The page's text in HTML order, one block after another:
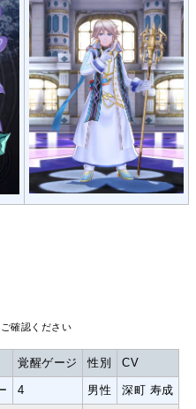
確認ください
覚醒ゲージ 性別 CV
4 男性 深町 寿成